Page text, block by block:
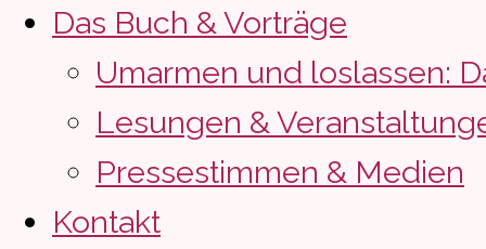
Das Buch & Vorträge
Umarmen und loslassen:
Lesungen &
Pressestimmen & Medien
Kontakt